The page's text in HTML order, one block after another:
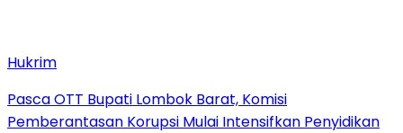
Hukrim
Pasca OTT Bupati Lombok Barat, Komisi
Pemberantasan Korupsi Mulai Intensifkan Penyidikan